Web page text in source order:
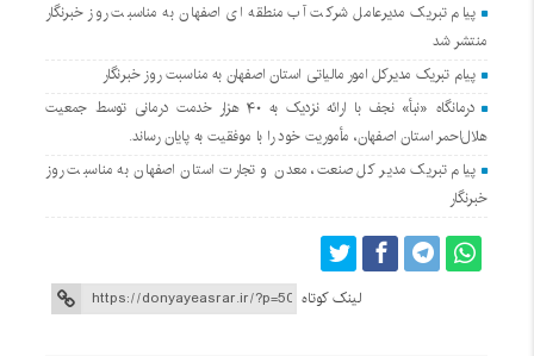
پیام تبریک مدیرعامل شرکت آب منطقه ای اصفهان به مناسبت روز خبرنگار
منتشر شد
پیام تبریک مدیرکل امور مالیاتی استان اصفهان به مناسبت روز خبرنگار
درمانگاه «نبأ» نجف با ارائه نزدیک به ۴۰ هزار خدمت درمانی توسط جمعیت
هلال‌احمر استان اصفهان، مأموریت خود را با موفقیت به پایان رساند.
پیام تبریک مدیر کل صنعت، معدن و تجارت استان اصفهان به مناسبت روز
خبرنگار
لینک کوتاه